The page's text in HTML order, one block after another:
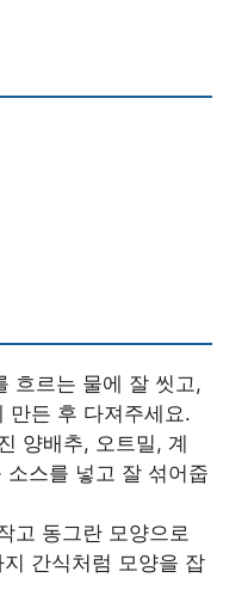
흐르는 물에 잘 씻고,
만든 후 다져주세요.
양배추, 오트밀, 계
스를 넣고 잘 섞어줍
고 동그란 모양으로
간식처럼 모양을 잡